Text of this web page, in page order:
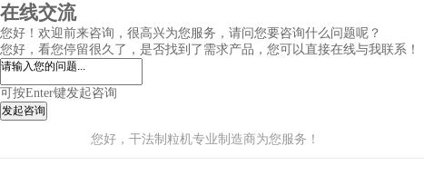
在线交流
您好！欢迎前来咨询，很高兴为您服务，请问您要咨询什么问题呢？
您好，看您停留很久了，是否找到了需求产品，您可以直接在线与我联系！
可按Enter键发起咨询
发起咨询
您好，干法制粒机专业制造商为您服务！